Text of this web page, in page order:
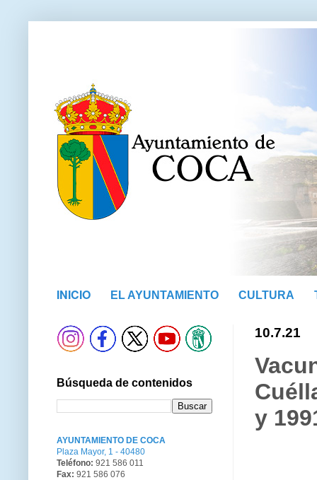
INICIO EL AYUNTAMIENTO CULTURA
10.7.21
y
Búsqueda de contenidos
AYUNTAMIENTO DE COCA
Plaza Mayor, 1 - 40480
Teléfono: 921 586 011
Fax: 921 586 076